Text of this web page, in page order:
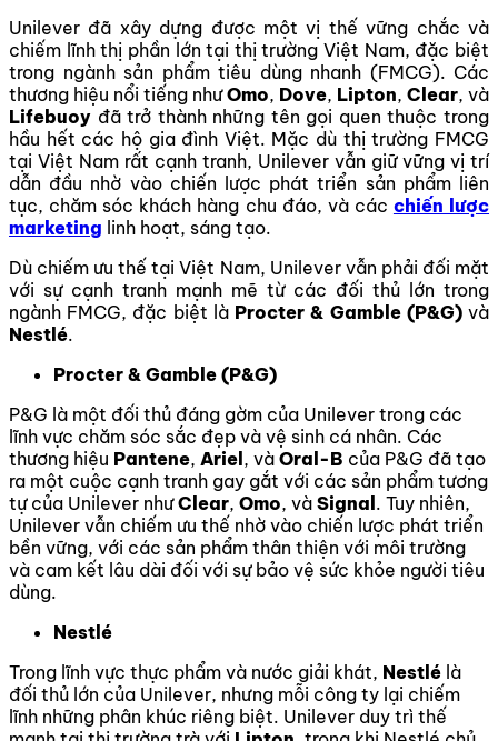
Unilever đã xây dựng được một vị thế vững chắc và
chiếm lĩnh thị phần lớn tại thị trường Việt Nam, đặc biệt
trong ngành sản phẩm tiêu dùng nhanh (FMCG). Các
thương hiệu nổi tiếng nhưOmo, Dove, Lipton, Clear, và
Lifebuoy đã trở thành những tên gọi quen thuộc trong
hầu hết các hộ gia đình Việt. Mặc dù thị trường FMCG
tại Việt Nam rất cạnh tranh, Unilever vẫn giữ vững vị trí
dẫn đầu nhờ vào chiến lược phát triển sản phẩm liên
tục, chăm sóc khách hàng chu đáo, và các chiến lược
marketing linh hoạt, sáng tạo.
Dù chiếm ưu thế tại Việt Nam, Unilever vẫn phải đối mặt
với sự cạnh tranh mạnh mẽ từ các đối thủ lớn trong
ngành FMCG, đặc biệt là Procter & Gamble (P&G)và
Nestlé.
Procter & Gamble (P&G)
P&G là một đối thủ đáng gờm của Unilever trong các
lĩnh vực chăm sóc sắc đẹp và vệ sinh cá nhân. Các
thương hiệu Pantene, Ariel , và Oral-B của P&G đã tạo
ra một cuộc cạnh tranh gay gắt với các sản phẩm tương
tự của Unilever nhưClear, Omo, và Signal . Tuy nhiên,
Unilever vẫn chiếm ưu thế nhờ vào chiến lược phát triển
bền vững, với các sản phẩm thân thiện với môi trường
và cam kết lâu dài đối với sự bảo vệ sức khỏe người tiêu
dùng.
Nestlé
Trong lĩnh vực thực phẩm và nước giải khát, Nestlé là
đối thủ lớn của Unilever, nhưng mỗi công ty lại chiếm
lĩnh những phân khúc riêng biệt. Unilever duy trì thế